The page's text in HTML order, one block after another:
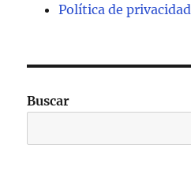
Política de privacidad
Buscar